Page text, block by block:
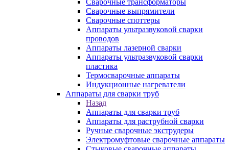
Сварочные трансформаторы
Сварочные выпрямители
Сварочные споттеры
Аппараты ультразвуковой сварки
проводов
Аппараты лазерной сварки
Аппараты ультразвуковой сварки
пластика
Термосварочные аппараты
Индукционные нагреватели
Аппараты для сварки труб
Назад
Аппараты для сварки труб
Аппараты для раструбной сварки
Ручные сварочные экструдеры
Электромуфтовые сварочные аппараты